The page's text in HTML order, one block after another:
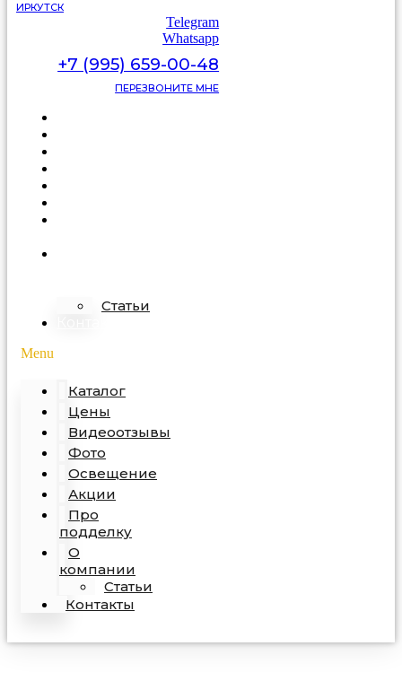
ИРКУТСК
Telegram
Whatsapp
+7 (995) 659-00-48
ПЕРЕЗВОНИТЕ МНЕ
Статьи
Menu
Каталог
Цены
Видеоотзывы
Фото
Освещение
Акции
Про
подделку
О
компании
Статьи
Контакты